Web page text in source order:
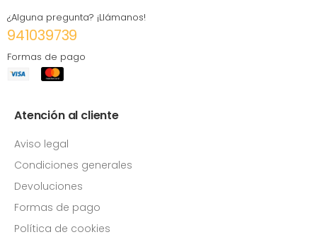
¿Alguna pregunta? ¡Llámanos!
941039739
Formas de pago
Atención al cliente
Aviso legal
Condiciones generales
Devoluciones
Formas de pago
Política de cookies